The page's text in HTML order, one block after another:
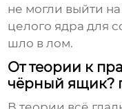
не могли выйти
целого ядра для
шло в лом.
От теории к
чёрный ящик?